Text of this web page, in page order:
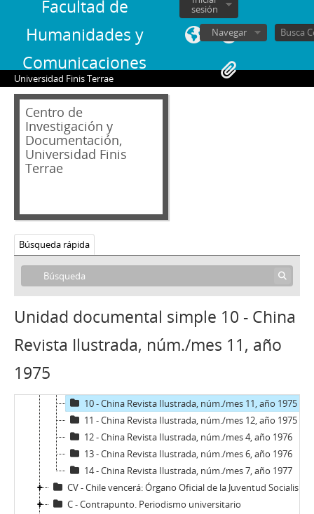
Facultad de
Humanidades y
Comunicaciones
sesión
Navegar
Universidad Finis Terrae
Centro de
Investigación y
Documentación,
Universidad Finis
Terrae
Búsqueda rápida
Unidad documental simple 10 - China
Revista Ilustrada, núm./mes 11, año
1975
AN - Algo Nuevo
CRI - China Revista Ilustrada
1 - China Revista Ilustrada, núm./mes 10, año 1966
2 - China Revista Ilustrada, núm./mes 2, año 1969
3 - China Revista Ilustrada, núm./mes 6, año 1970
5 - China Revista Ilustrada, núm./mes 9, 1970
6 - China Revista Ilustrada, edición especial dedicado al 50° aniversario de la fundación del Partido Comunista de China, núm./mes 10, año 1971
7 - China Revista Ilustrada, núm./mes 11, año 1974
10 - China Revista Ilustrada, núm./mes 11, año 1975
11 - China Revista Ilustrada, núm./mes 12, año 1975
12 - China Revista Ilustrada, núm./mes 4, año 1976
13 - China Revista Ilustrada, núm./mes 6, año 1976
14 - China Revista Ilustrada, núm./mes 7, año 1977
CV - Chile vencerá: Órgano Oficial de la Juventud Socialista de Chile
C - Contrapunto. Periodismo universitario